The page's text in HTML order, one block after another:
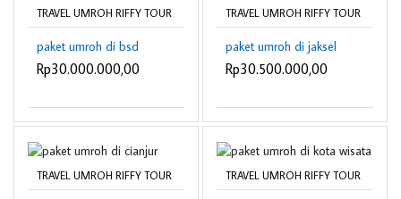
TRAVEL UMROH RIFFY TOUR
paket umroh di bsd
Rp30.000.000,00
TRAVEL UMROH RIFFY TOUR
paket umroh di jaksel
Rp30.500.000,00
TRAVEL UMROH RIFFY TOUR TRAVEL UMROH RIFFY TOUR